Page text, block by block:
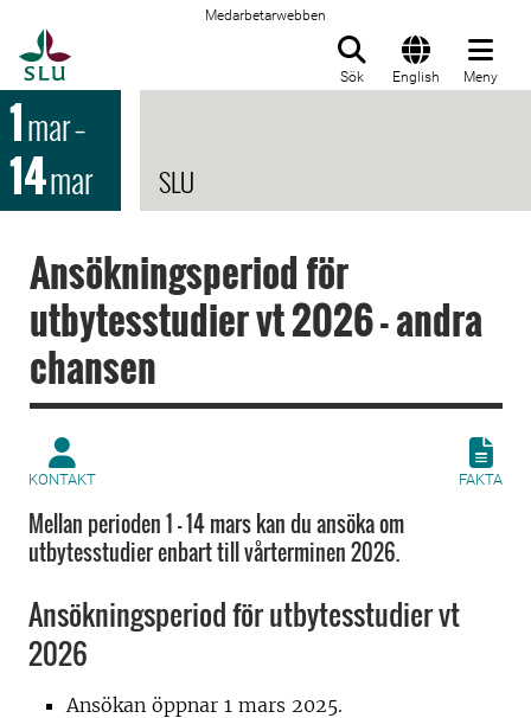
Medarbetarwebben
Sök English Meny
1mar–
14mar SLU
Ansökningsperiod för
utbytesstudier vt 2026 - andra
chansen
KONTAKT FAKTA
Mellan perioden 1 - 14 mars kan du ansöka om
utbytesstudier enbart till vårterminen 2026.
Ansökningsperiod för utbytesstudier vt
2026
Ansökan öppnar 1 mars 2025.